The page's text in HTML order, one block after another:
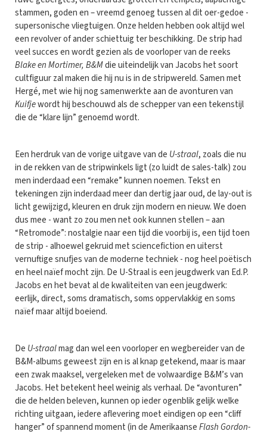
stammen, goden en – vreemd genoeg tussen al dit oer-gedoe -
supersonische vliegtuigen. Onze helden hebben ook altijd wel
een revolver of ander schiettuig ter beschikking. De strip had
veel succes en wordt gezien als de voorloper van de reeks
Blake en Mortimer, B&Mdie uiteindelijk van Jacobs het soort
cultfiguur zal maken die hij nu is in de stripwereld. Samen met
Hergé, met wie hij nog samenwerkte aan de avonturen van
Kuifjewordt hij beschouwd als de schepper van een tekenstijl
die de “klare lijn” genoemd wordt.
Een herdruk van de vorige uitgave van de U-straal, zoals die nu
in de rekken van de stripwinkels ligt (zo luidt de sales-talk) zou
men inderdaad een “remake” kunnen noemen. Tekst en
tekeningen zijn inderdaad meer dan dertig jaar oud, de lay-out is
licht gewijzigd, kleuren en druk zijn modern en nieuw. We doen
dus mee - want zo zou men net ook kunnen stellen – aan
“Retromode”: nostalgie naar een tijd die voorbij is, een tijd toen
de strip - alhoewel gekruid met sciencefiction en uiterst
vernuftige snufjes van de moderne techniek - nog heel poëtisch
en heel naïef mocht zijn. De U-Straal is een jeugdwerk van Ed.P.
Jacobs en het bevat al de kwaliteiten van een jeugdwerk:
eerlijk, direct, soms dramatisch, soms oppervlakkig en soms
naïef maar altijd boeiend.
De U-straalmag dan wel een voorloper en wegbereider van de
B&M-albums geweest zijn en is al knap getekend, maar is maar
een zwak maaksel, vergeleken met de volwaardige B&M’s van
Jacobs. Het betekent heel weinig als verhaal. De “avonturen”
die de helden beleven, kunnen op ieder ogenblik gelijk welke
richting uitgaan, iedere aflevering moet eindigen op een “cliff
hanger” of spannend moment (in de AmerikaanseFlash Gordon-